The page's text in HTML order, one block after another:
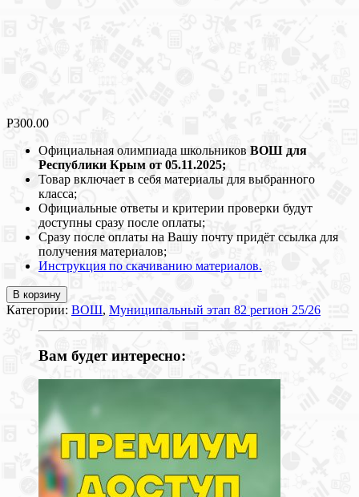
Р300.00
Официальная олимпиада школьников ВОШ для
Республики Крым от 05.11.2025;
Товар включает в себя материалы для выбранного
класса;
Официальные ответы и критерии проверки будут
доступны сразу после оплаты;
Сразу после оплаты на Вашу почту придёт ссылка для
получения материалов;
Инструкция по скачиванию материалов.
В корзину
Категории: ВОШ, Муниципальный этап 82 регион 25/26
Вам будет интересно: